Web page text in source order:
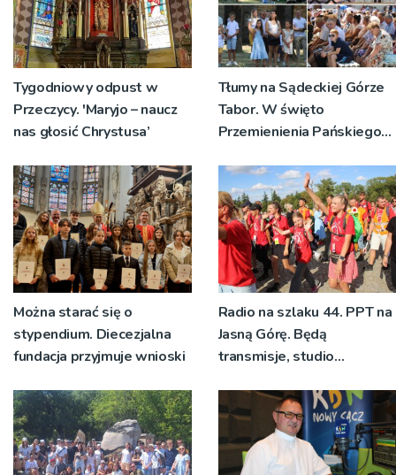
Tygodniowy odpust w
Przeczycy. 'Maryjo – naucz
nas głosić Chrystusa’
Tłumy na Sądeckiej Górze
Tabor. W święto
Przemienienia Pańskiego
znaczeniu Sakramentów
[ZDJĘCIA]
Można starać się o
stypendium. Diecezjalna
fundacja przyjmuje wnioski
Radio na szlaku 44. PPT na
Jasną Górę. Będą
transmisje, studio
pozdrowienia